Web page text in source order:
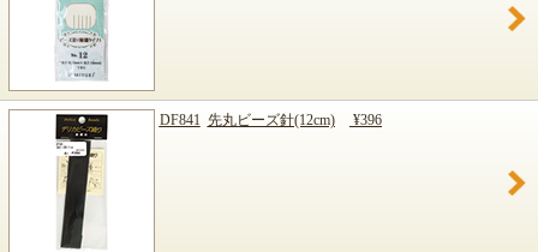
DF841 先丸ビーズ針(12cm) ¥396